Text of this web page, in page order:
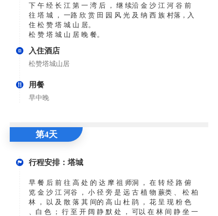
下 午 经 长 江 第 一 湾 后 ， 继 续沿 金 沙 江 河 谷 前
往 塔 城 ， 一路 欣 赏 田 园 风 光 及 纳 西 族 村落，入
住 松 赞 塔 城 山 居。
松 赞 塔 城 山 居 晚 餐。
入住酒店
松赞塔城山居
用餐
早中晚
第4天
行程安排：塔城
早 餐 后 前 往 高 处 的 达 摩 祖 师洞 ， 在 转 经 路 俯
览 金 沙 江 河谷 ， 小 径 旁 是 远 古 植 物 蕨类 、 松 柏
林 ， 以 及 散 落 其 间的 高 山 杜 鹃 ， 花 呈 现 粉 色
、白 色 ； 行 至 开 阔 静 默 处 ， 可以 在 林 间 静 坐 一